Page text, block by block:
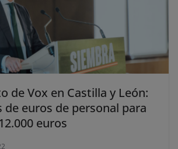
de Vox en Castilla y León:
de euros de personal para
euros